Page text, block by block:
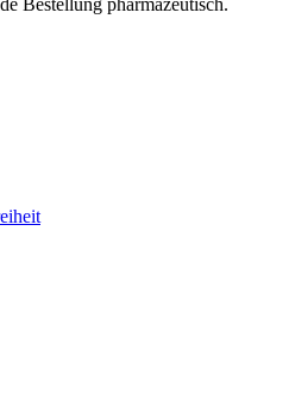
Bestellung pharmazeutisch.